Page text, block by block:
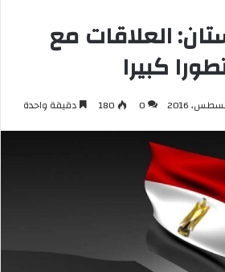
العلاقات مع
كبيرا
0
180 دقيقة واحدة